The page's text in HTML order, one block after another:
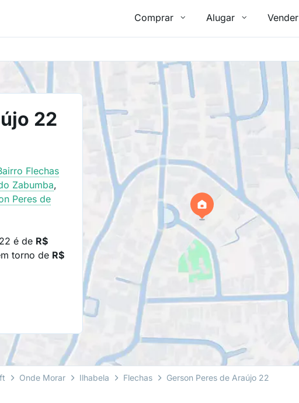
Comprar Alugar Vender
Onde Morar Ilhabela Flechas Gerson Peres de Araújo 22
22
Flechas
Zabumba,
Peres de
é de R$
torno de R$